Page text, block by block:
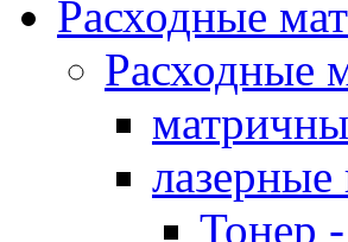
Расходные
Расходные
Тонер